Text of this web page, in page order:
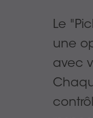
Le
une
avec